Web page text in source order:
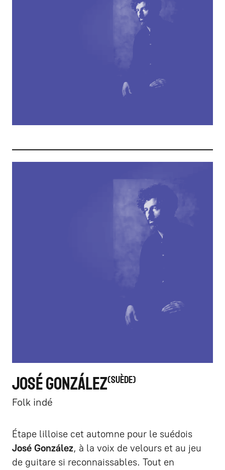
JOSÉ GONZÁLEZ SUÈDE
Folk indé
Étape lilloise cet automne pour le suédois
José González, à la voix de velours et au jeu
de guitare si reconnaissables. Tout en